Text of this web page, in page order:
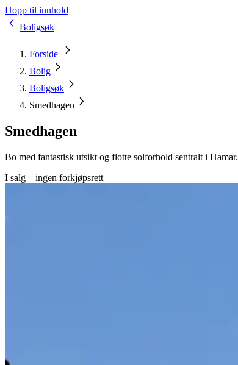
Hopp til innhold
Boligsøk
Forside
Bolig
Boligsøk
Smedhagen
Smedhagen
Bo med fantastisk utsikt og flotte solforhold sentralt i Hamar.
I salg – ingen forkjøpsrett